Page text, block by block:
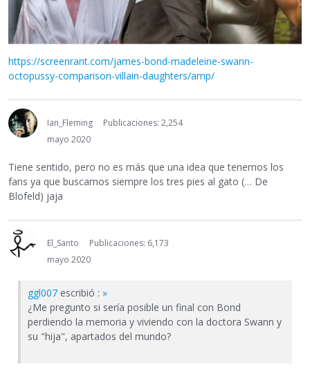
https://screenrant.com/james-bond-madeleine-swann-
octopussy-comparison-villain-daughters/amp/
Ian_Fleming
Publicaciones: 2,254
mayo 2020
Tiene sentido, pero no es más que una idea que tenemos los
fans ya que buscamos siempre los tres pies al gato (… De
Blofeld) jaja
El_Santo
Publicaciones: 6,173
mayo 2020
ggl007 escribió : »
¿Me pregunto si sería posible un final con Bond
perdiendo la memoria y viviendo con la doctora Swann y
su "hija", apartados del mundo?